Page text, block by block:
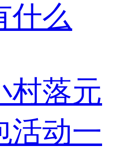
什么
村落元
活动一